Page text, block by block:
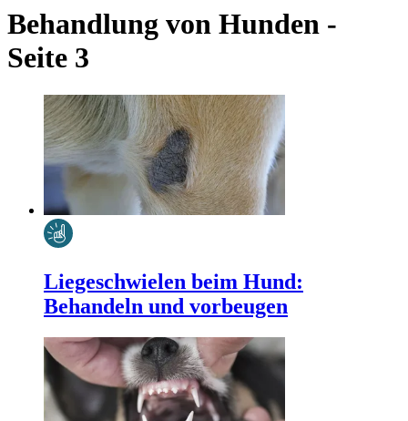
Behandlung von Hunden -
Seite 3
Liegeschwielen beim Hund:
Behandeln und vorbeugen